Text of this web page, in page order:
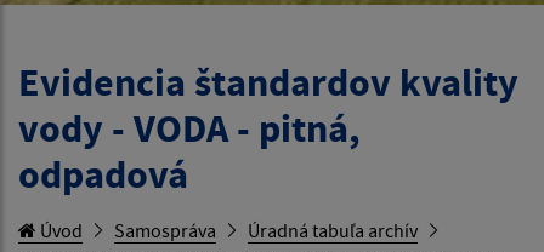
Evidencia štandardov kvality
vody - VODA - pitná,
odpadová
Úvod Samospráva
Úradná tabuľa archív